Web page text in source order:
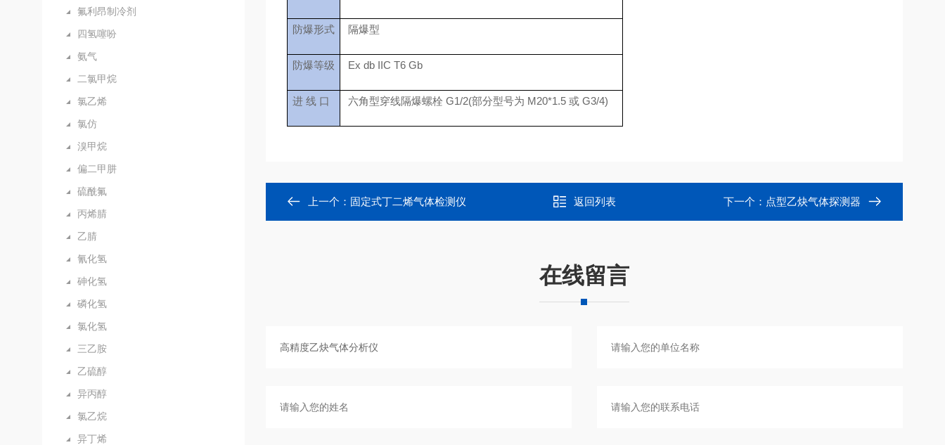
氟利昂制冷剂
四氢噻吩
氨气
二氯甲烷
氯乙烯
氯仿
溴甲烷
偏二甲肼
硫酰氟
丙烯腈
乙腈
氰化氢
砷化氢
磷化氢
氯化氢
三乙胺
乙硫醇
异丙醇
氯乙烷
异丁烯
防爆形式 隔爆型
防爆等级 Ex db IIC T6 Gb
进 线 口 六角型穿线隔爆螺栓 G1/2(部分型号为 M20*1.5 或 G3/4)
上一个： 固定式丁二烯气体检测仪 返回列表 下一个： 点型乙炔气体探测器
在线留言